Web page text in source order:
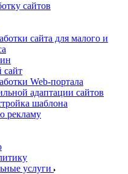
сайтов
сайта для малого и
сайт
Web-портала
адаптации сайтов
шаблона
рекламу
услуги